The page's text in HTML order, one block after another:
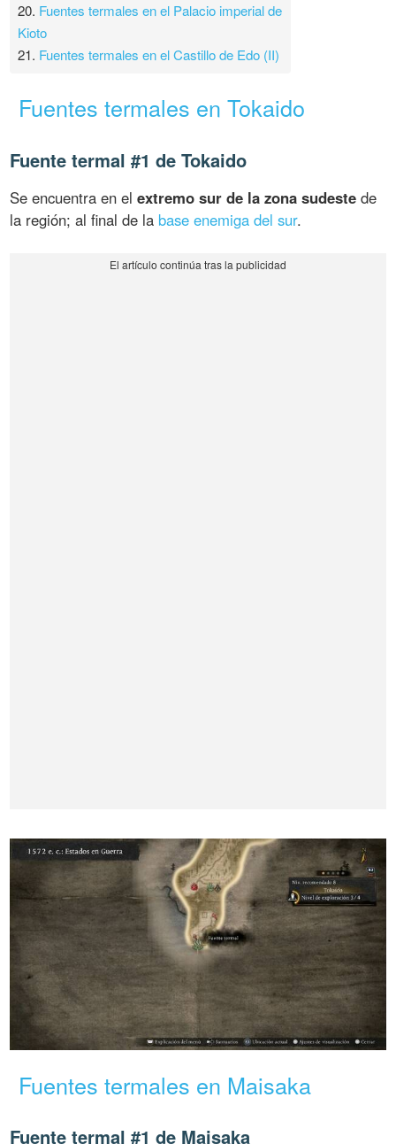
20. Fuentes termales en el Palacio imperial de
Kioto
21. Fuentes termales en el Castillo de Edo (II)
Fuentes termales en Tokaido
Fuente termal #1 de Tokaido
Se encuentra en elextremo sur de la zona sudeste de
la región; al final de la base enemiga del sur.
Fuentes termales en Maisaka
Fuente termal #1 de Maisaka